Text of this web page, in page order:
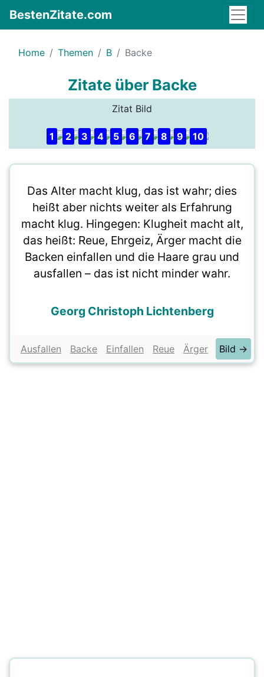
BestenZitate.com
Home Themen B Backe
Zitate über Backe
Zitat Bild
1 2 3 4 5 6 7 8 9 10
Das Alter macht klug, das ist wahr; dies
heißt aber nichts weiter als Erfahrung
macht klug. Hingegen: Klugheit macht alt,
das heißt: Reue, Ehrgeiz, Ärger macht die
Backen einfallen und die Haare grau und
ausfallen – das ist nicht minder wahr.
Georg Christoph Lichtenberg
Ausfallen Backe Einfallen Reue Ärger Bild →